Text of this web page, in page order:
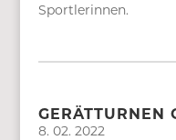
Sportlerinnen.
GERÄTTURNEN
8. 02. 2022